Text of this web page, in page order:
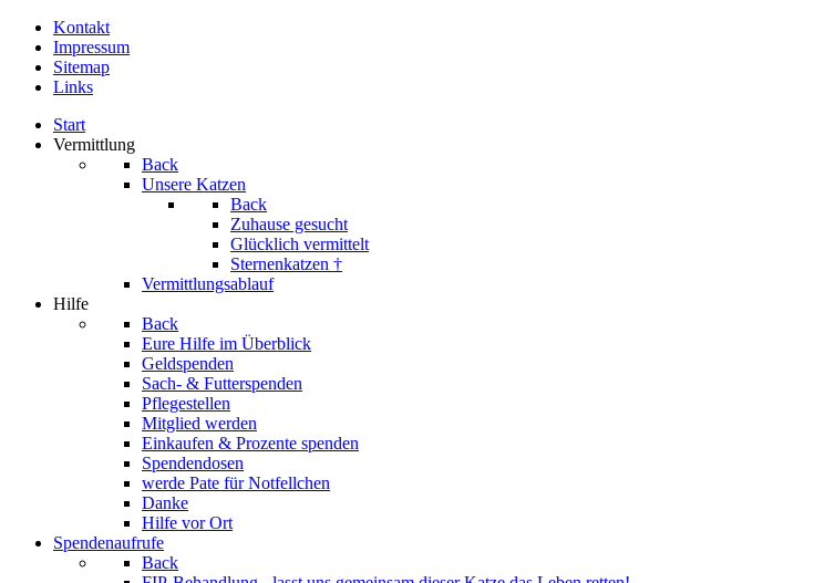
Kontakt
Impressum
Sitemap
Links
Start
Vermittlung
Back
Unsere Katzen
Back
Zuhause gesucht
Glücklich vermittelt
Sternenkatzen †
Vermittlungsablauf
Hilfe
Back
Eure Hilfe im Überblick
Geldspenden
Sach- & Futterspenden
Pflegestellen
Mitglied werden
Einkaufen & Prozente spenden
Spendendosen
werde Pate für Notfellchen
Danke
Hilfe vor Ort
Spendenaufrufe
Back